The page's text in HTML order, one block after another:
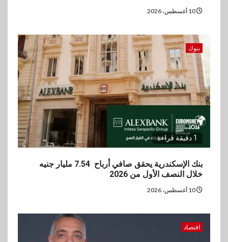
5
سوق وصلة
vivo تعيد تعريف مفهوم الفئة
المتوسطة مع إطلاق Y500
بمواصفات استثنائية
بنوك
1 دقيقة قراءة
بنك الإسكندرية يحقق صافي أرباح 7.54 مليار جنيه
خلال النصف الأول من 2026
اقتصاد